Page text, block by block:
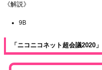
《解説》
9B
「ニコニコネット超会議2020